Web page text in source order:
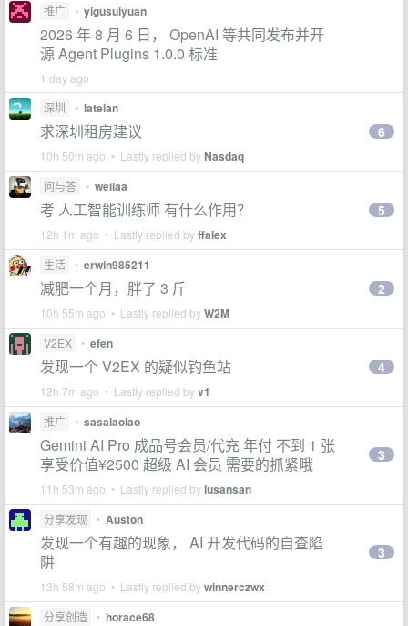
推广 • yigusuiyuan
2026 年 8 月 6 日， OpenAI 等共同发布并开
源 Agent Plugins 1.0.0 标准
1 day ago
深圳
• latelan
求深圳租房建议
10h 50m ago • Lastly replied byNasdaq
6
问与答 • weilaa
考 人工智能训练师 有什么作用？
12h 1m ago • Lastly replied byffalex
5
生活 • erwin985211
减肥一个月，胖了 3 斤
10h 55m ago • Lastly replied byW2M
2
V2EX • efen
发现一个 V2EX 的疑似钓鱼站
12h 7m ago • Lastly replied byv1
4
推广 • sasalaolao
Gemini AI Pro 成品号会员/代充 年付 不到 1 张
享受价值¥2500 超级 AI 会员 需要的抓紧哦
11h 53m ago • Lastly replied bylusansan
3
分享发现 • Auston
发现一个有趣的现象， AI 开发代码的自查陷
阱
13h 58m ago • Lastly replied bywinnerczwx
3
分享创造 • horace68